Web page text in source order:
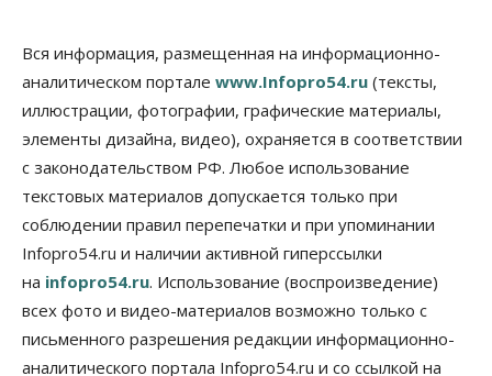
В Новосибирске прошёл митинг
против нового закона о памятниках
07 Августа 2026, 18:00
Бизнес
В аэропорту Толмачёво завершены работы по
бетонированию рулежных дорожек
07 Августа 2026, 17:00
Бизнес Общество
Новосибирцы стали реже оформлять
дома по упрощенной схеме
07 Августа 2026, 16:00
Общество Право&Порядок
Вся информация, размещенная на информационно-
аналитическом портале www.Infopro54.ru (тексты,
иллюстрации, фотографии, графические материалы,
элементы дизайна, видео), охраняется в соответствии
с законодательством РФ. Любое использование
текстовых материалов допускается только при
соблюдении правил перепечатки и при упоминании
Infopro54.ru и наличии активной гиперссылки
на infopro54.ru. Использование (воспроизведение)
всех фото и видео-материалов возможно только с
письменного разрешения редакции информационно-
аналитического портала Infopro54.ru и со ссылкой на